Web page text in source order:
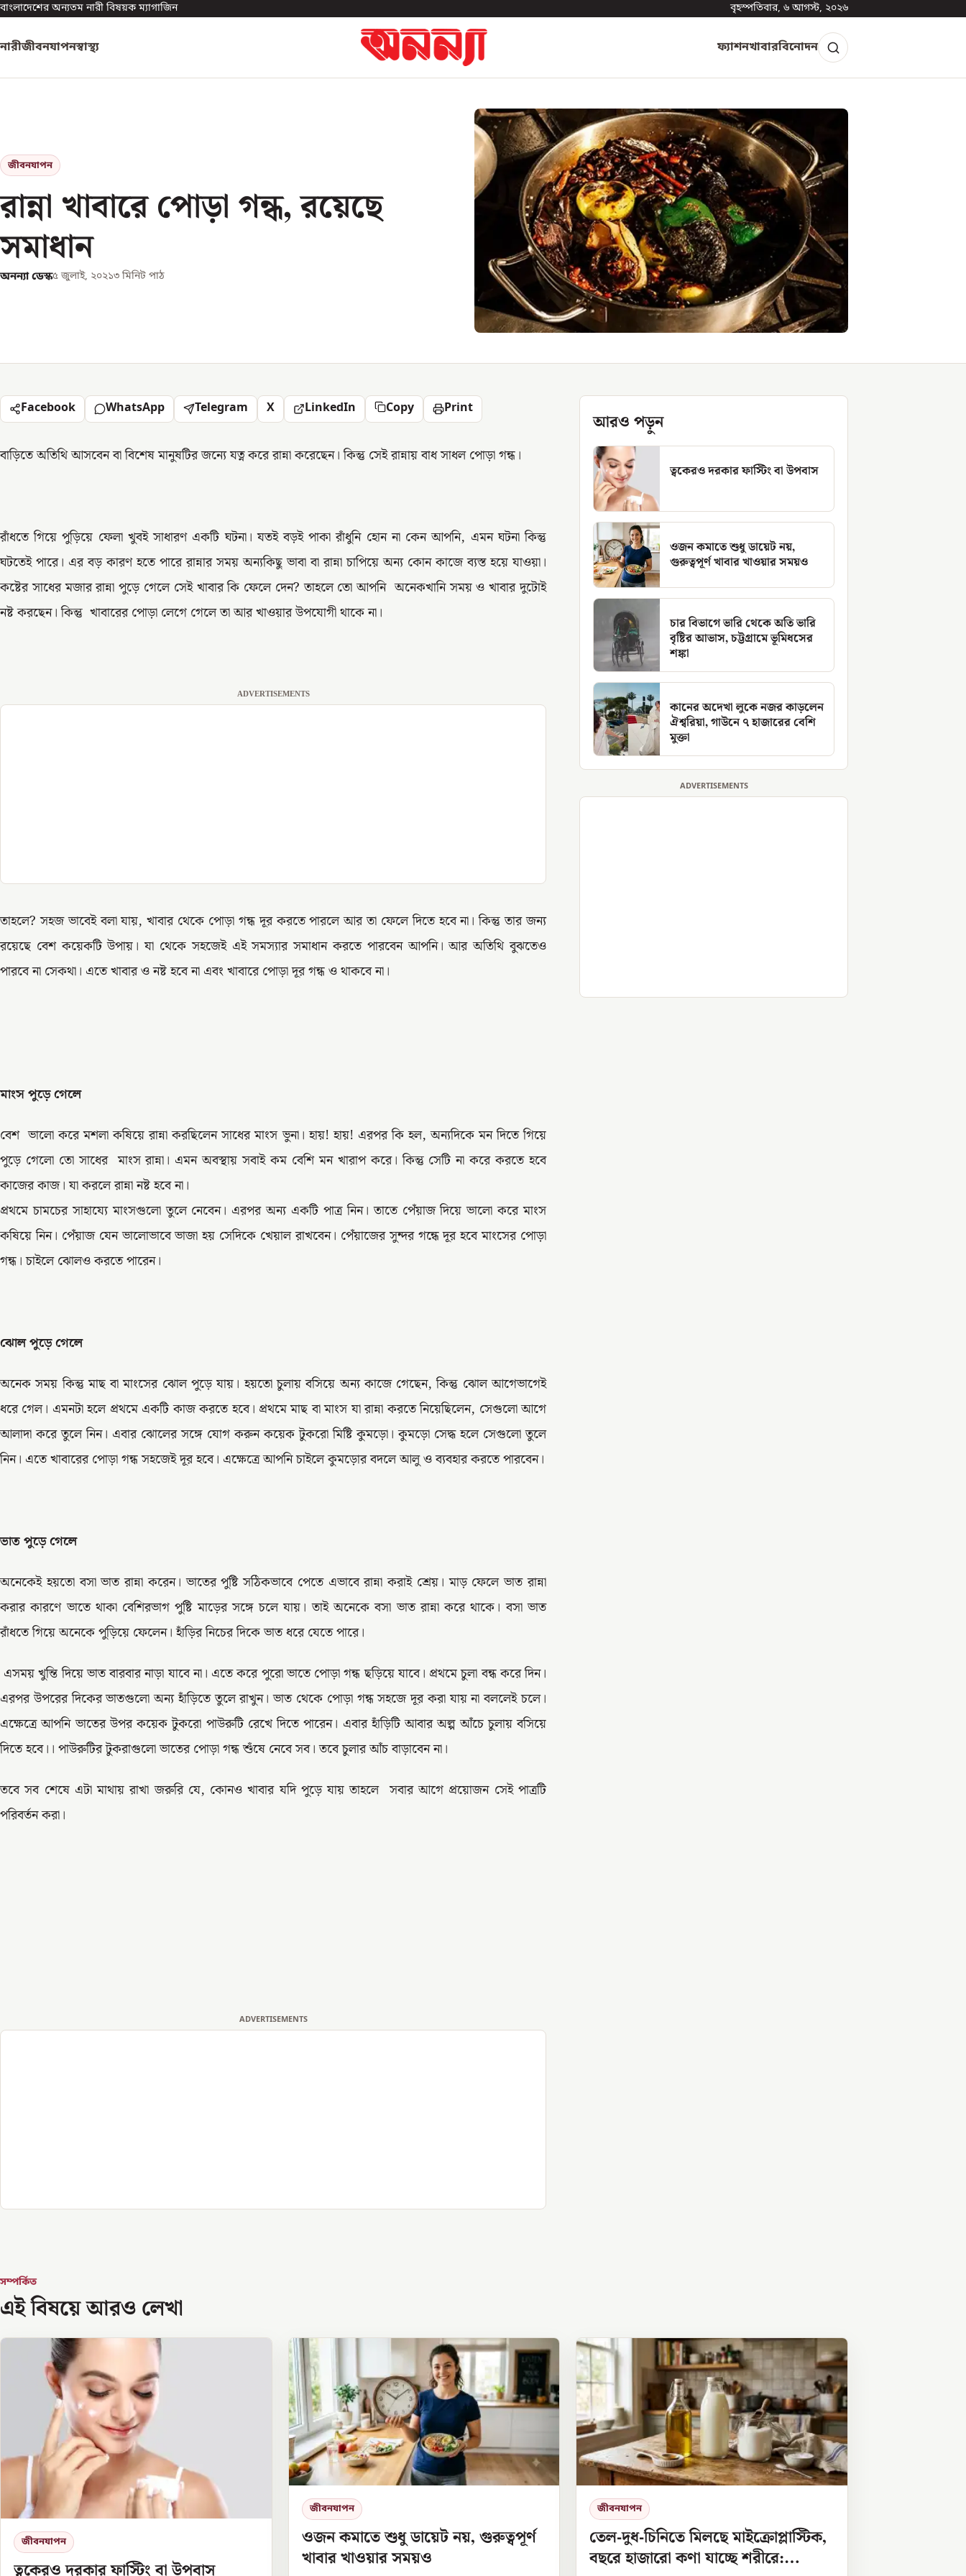
বাংলাদেশের অন্যতম নারী বিষয়ক ম্যাগাজিন বৃহস্পতিবার, ৬ আগস্ট, ২০২৬
নারীজীবনযাপনস্বাস্থ্য ফ্যাশনখাবারবিনোদন
জীবনযাপন
রান্না খাবারে পোড়া গন্ধ, রয়েছে
সমাধান
অনন্যা ডেস্ক৫ জুলাই, ২০২১৩ মিনিট পাঠ
Facebook WhatsApp Telegram X LinkedIn Copy Print
বাড়িতে অতিথি আসবেন বা বিশেষ মানুষটির জন্যে যত্ন করে রান্না করেছেন। কিন্তু সেই রান্নায় বাধ সাধল পোড়া গন্ধ।
রাঁধতে গিয়ে পুড়িয়ে ফেলা খুবই সাধারণ একটি ঘটনা। যতই বড়ই পাকা রাঁধুনি হোন না কেন আপনি, এমন ঘটনা কিন্তু
ঘটতেই পারে। এর বড় কারণ হতে পারে রান্নার সময় অন্যকিছু ভাবা বা রান্না চাপিয়ে অন্য কোন কাজে ব্যস্ত হয়ে যাওয়া।
কষ্টের সাধের মজার রান্না পুড়ে গেলে সেই খাবার কি ফেলে দেন? তাহলে তো আপনি অনেকখানি সময় ও খাবার দুটোই
নষ্ট করছেন। কিন্তু খাবারের পোড়া লেগে গেলে তা আর খাওয়ার উপযোগী থাকে না।
ADVERTISEMENTS
তাহলে? সহজ ভাবেই বলা যায়, খাবার থেকে পোড়া গন্ধ দূর করতে পারলে আর তা ফেলে দিতে হবে না। কিন্তু তার জন্য
রয়েছে বেশ কয়েকটি উপায়। যা থেকে সহজেই এই সমস্যার সমাধান করতে পারবেন আপনি। আর অতিথি বুঝতেও
পারবে না সেকথা। এতে খাবার ও নষ্ট হবে না এবং খাবারে পোড়া দূর গন্ধ ও থাকবে না।
মাংস পুড়ে গেলে
বেশ ভালো করে মশলা কষিয়ে রান্না করছিলেন সাধের মাংস ভুনা। হায়! হায়! এরপর কি হল, অন্যদিকে মন দিতে গিয়ে
পুড়ে গেলো তো সাধের মাংস রান্না। এমন অবস্থায় সবাই কম বেশি মন খারাপ করে। কিন্তু সেটি না করে করতে হবে
কাজের কাজ। যা করলে রান্না নষ্ট হবে না।
প্রথমে চামচের সাহায্যে মাংসগুলো তুলে নেবেন। এরপর অন্য একটি পাত্র নিন। তাতে পেঁয়াজ দিয়ে ভালো করে মাংস
কষিয়ে নিন। পেঁয়াজ যেন ভালোভাবে ভাজা হয় সেদিকে খেয়াল রাখবেন। পেঁয়াজের সুন্দর গন্ধে দূর হবে মাংসের পোড়া
গন্ধ। চাইলে ঝোলও করতে পারেন।
ঝোল পুড়ে গেলে
অনেক সময় কিন্তু মাছ বা মাংসের ঝোল পুড়ে যায়। হয়তো চুলায় বসিয়ে অন্য কাজে গেছেন, কিন্তু ঝোল আগেভাগেই
ধরে গেল। এমনটা হলে প্রথমে একটি কাজ করতে হবে। প্রথমে মাছ বা মাংস যা রান্না করতে নিয়েছিলেন, সেগুলো আগে
আলাদা করে তুলে নিন। এবার ঝোলের সঙ্গে যোগ করুন কয়েক টুকরো মিষ্টি কুমড়ো। কুমড়ো সেদ্ধ হলে সেগুলো তুলে
নিন। এতে খাবারের পোড়া গন্ধ সহজেই দূর হবে। এক্ষেত্রে আপনি চাইলে কুমড়োর বদলে আলু ও ব্যবহার করতে পারবেন।
ভাত পুড়ে গেলে
অনেকেই হয়তো বসা ভাত রান্না করেন। ভাতের পুষ্টি সঠিকভাবে পেতে এভাবে রান্না করাই শ্রেয়। মাড় ফেলে ভাত রান্না
করার কারণে ভাতে থাকা বেশিরভাগ পুষ্টি মাড়ের সঙ্গে চলে যায়। তাই অনেকে বসা ভাত রান্না করে থাকে। বসা ভাত
রাঁধতে গিয়ে অনেকে পুড়িয়ে ফেলেন। হাঁড়ির নিচের দিকে ভাত ধরে যেতে পারে।
এসময় খুন্তি দিয়ে ভাত বারবার নাড়া যাবে না। এতে করে পুরো ভাতে পোড়া গন্ধ ছড়িয়ে যাবে। প্রথমে চুলা বন্ধ করে দিন।
এরপর উপরের দিকের ভাতগুলো অন্য হাঁড়িতে তুলে রাখুন। ভাত থেকে পোড়া গন্ধ সহজে দূর করা যায় না বললেই চলে।
এক্ষেত্রে আপনি ভাতের উপর কয়েক টুকরো পাউরুটি রেখে দিতে পারেন। এবার হাঁড়িটি আবার অল্প আঁচে চুলায় বসিয়ে
দিতে হবে।। পাউরুটির টুকরাগুলো ভাতের পোড়া গন্ধ শুঁষে নেবে সব। তবে চুলার আঁচ বাড়াবেন না।
তবে সব শেষে এটা মাথায় রাখা জরুরি যে, কোনও খাবার যদি পুড়ে যায় তাহলে সবার আগে প্রয়োজন সেই পাত্রটি
পরিবর্তন করা।
ADVERTISEMENTS
আরও পড়ুন
ত্বকেরও দরকার ফাস্টিং বা উপবাস
ওজন কমাতে শুধু ডায়েট নয়,
গুরুত্বপূর্ণ খাবার খাওয়ার সময়ও
চার বিভাগে ভারি থেকে অতি ভারি
বৃষ্টির আভাস, চট্টগ্রামে ভূমিধসের
শঙ্কা
কানের অদেখা লুকে নজর কাড়লেন
ঐশ্বরিয়া, গাউনে ৭ হাজারের বেশি
মুক্তা
ADVERTISEMENTS
সম্পর্কিত
এই বিষয়ে আরও লেখা
জীবনযাপন
ত্বকেরও দরকার ফাস্টিং বা উপবাস
জীবনযাপন
ওজন কমাতে শুধু ডায়েট নয়, গুরুত্বপূর্ণ
খাবার খাওয়ার সময়ও
জীবনযাপন
তেল-দুধ-চিনিতে মিলছে মাইক্রোপ্লাস্টিক,
বছরে হাজারো কণা যাচ্ছে শরীরে: